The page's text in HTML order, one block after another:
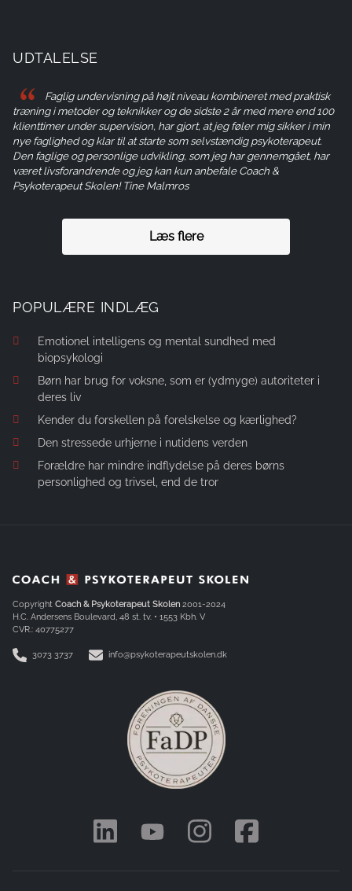
UDTALELSE
Faglig undervisning på højt niveau kombineret med praktisk
træning i metoder og teknikker og de sidste 2 år med mere end 100
klienttimer under supervision, har gjort, at jeg føler mig sikker i min
nye faglighed og klar til at starte som selvstændig psykoterapeut.
Den faglige og personlige udvikling, som jeg har gennemgået, har
været livsforandrende og jeg kan kun anbefale Coach &
Psykoterapeut Skolen! Tine Malmros
Læs flere
POPULÆRE INDLÆG
Emotionel intelligens og mental sundhed med
biopsykologi
Børn har brug for voksne, som er (ydmyge) autoriteter i
deres liv
Kender du forskellen på forelskelse og kærlighed?
Den stressede urhjerne i nutidens verden
Forældre har mindre indflydelse på deres børns
personlighed og trivsel, end de tror
Copyright Coach & Psykoterapeut Skolen 2001-2024
H.C. Andersens Boulevard, 48 st. tv. • 1553 Kbh. V
CVR.: 40775277
3073 3737 info@psykoterapeutskolen.dk